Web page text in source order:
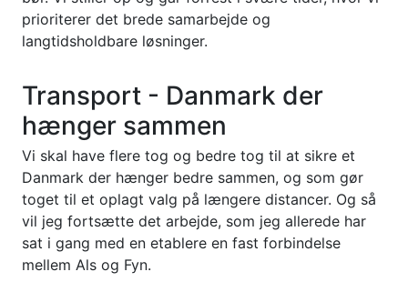
prioriterer det brede samarbejde og
langtidsholdbare løsninger.
Transport - Danmark der
hænger sammen
Vi skal have flere tog og bedre tog til at sikre et
Danmark der hænger bedre sammen, og som gør
toget til et oplagt valg på længere distancer. Og så
vil jeg fortsætte det arbejde, som jeg allerede har
sat i gang med en etablere en fast forbindelse
mellem Als og Fyn.